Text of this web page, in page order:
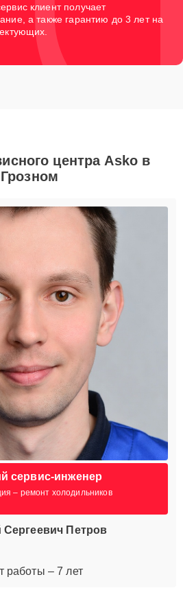
клиент получает
а также гарантию до 3 лет на
центра Asko в
Грозном
сервис-инженер
– ремонт холодильников
Петров
работы – 7 лет